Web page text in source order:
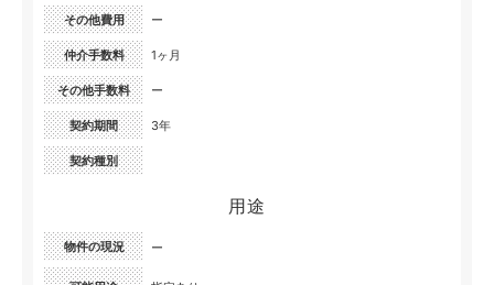
その他費用 ー
仲介手数料 1ヶ月
その他手数料 ー
契約期間 3年
契約種別
用途
物件の現況 ー